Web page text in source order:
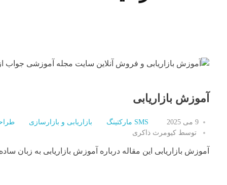
آموزش بازاریابی
9 می 2025 SMS مارکتینگ بازاریابی و بازارسازی
توسط کیومرث ذاکری
آموزش بازاریابی این مقاله درباره آموزش بازاریابی به زبان ساده در ۴ مرحله است.